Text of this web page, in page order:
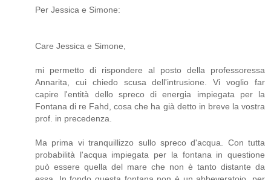
Per Jessica e Simone:
Care Jessica e Simone,
mi permetto di rispondere al posto della professoressa
Annarita, cui chiedo scusa dell'intrusione. Vi voglio far
capire l'entità dello spreco di energia impiegata per la
Fontana di re Fahd, cosa che ha già detto in breve la vostra
prof. in precedenza.
Ma prima vi tranquillizzo sullo spreco d'acqua. Con tutta
probabilità l'acqua impiegata per la fontana in questione
può essere quella del mare che non è tanto distante da